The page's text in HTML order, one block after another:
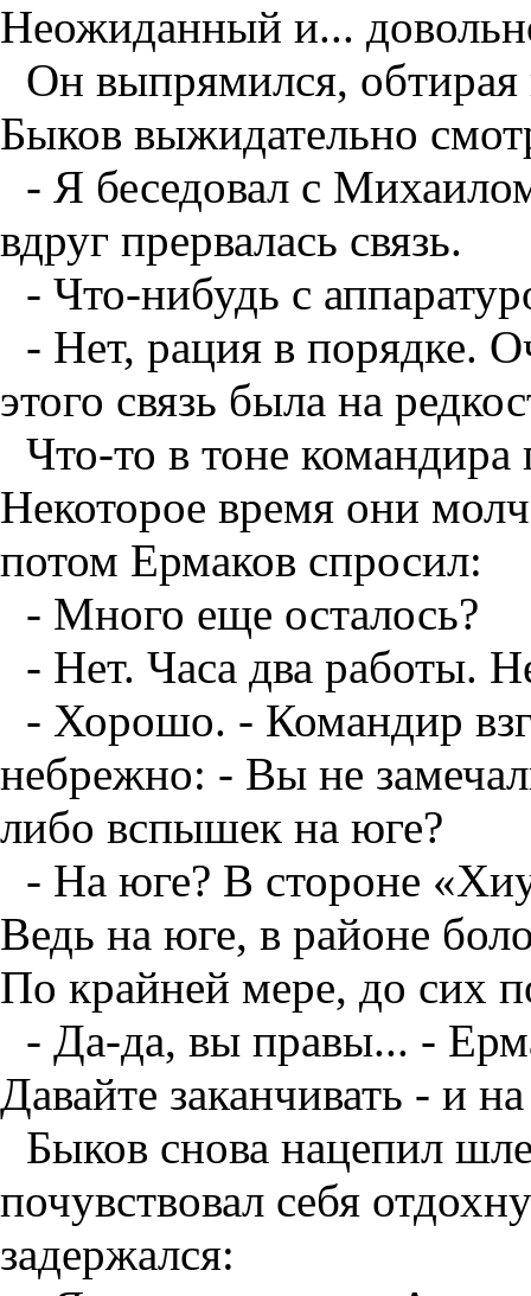
Неожиданный и...
Он выпрямился, обтирая
Быков выжидательно
- Я беседовал с
вдруг прервалась связь.
- Что-нибудь с
- Нет, рация в порядке.
этого связь была на
Что-то в тоне
Некоторое время они
потом Ермаков спросил:
- Много еще осталось?
- Нет. Часа два работы.
- Хорошо. - Командир
небрежно: - Вы не
либо вспышек на юге?
- На юге? В стороне
Ведь на юге, в районе
По крайней мере, до сих
- Да-да, вы правы... -
Давайте заканчивать - и
Быков снова нацепил
почувствовал себя
задержался: